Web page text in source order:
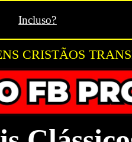
Incluso?
CRISTÃOS